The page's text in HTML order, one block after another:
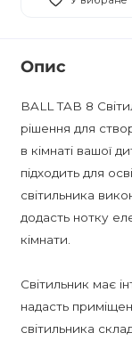
Опис
BALL TAB 8
рішення для
в кімнаті вашої
підходить для
світильника
додасть нотку
кімнати.
Світильник має
надасть
світильника